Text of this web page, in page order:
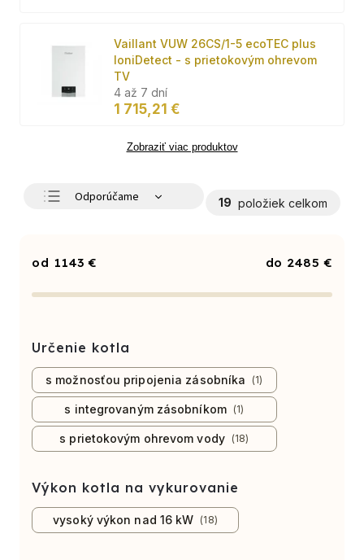
Vaillant VUW 26CS/1-5 ecoTEC plus
IoniDetect - s prietokovým ohrevom
TV
4 až 7 dní
1 715,21 €
Zobraziť viac produktov
Odporúčame
Abecedne
19 položiek celkom
1143 € 2485 €
Určenie kotla
s možnosťou pripojenia zásobníka 1
s integrovaným zásobníkom 1
s prietokovým ohrevom vody 18
Výkon kotla na vykurovanie
vysoký výkon nad 16 kW 18